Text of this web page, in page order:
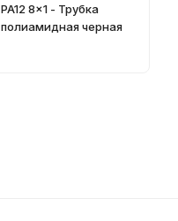
PA12 8x1 - Трубка
полиамидная черная